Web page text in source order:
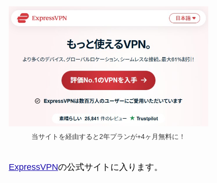
当サイトを経由すると2年プランが+4ヶ月無料に！
ExpressVPNの公式サイトに入ります。